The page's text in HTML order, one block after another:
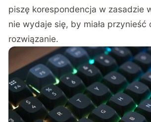
piszę korespondencja w zasadzie
nie wydaje się, by miała przynieść
rozwiązanie.